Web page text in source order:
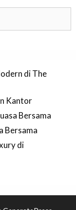
di The
Kantor
Bersama
Bersama
di